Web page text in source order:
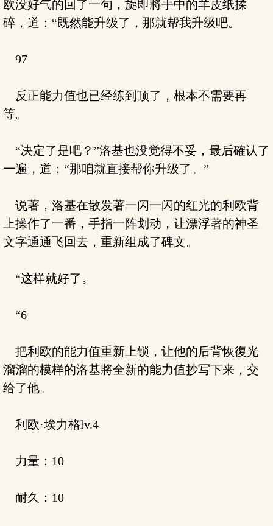
欧没好气的回了一句，旋即將手中的羊皮纸揉
碎，道：“既然能升级了，那就帮我升级吧。
97
反正能力值也已经练到顶了，根本不需要再
等。
“决定了是吧？”洛基也没觉得不妥，最后確认了
一遍，道：“那咱就直接帮你升级了。”
说著，洛基在散发著一闪一闪的红光的利欧背
上操作了一番，手指一阵划动，让漂浮著的神圣
文字通通飞回去，重新组成了碑文。
“这样就好了。
“6
把利欧的能力值重新上锁，让他的后背恢復光
溜溜的模样的洛基將全新的能力值抄写下来，交
给了他。
利欧·埃力格lv.4
力量：10
耐久：10